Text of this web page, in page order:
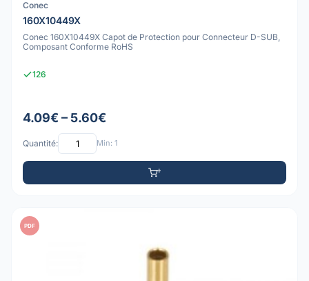
Conec
160X10449X
Conec 160X10449X Capot de Protection pour Connecteur D-SUB,
Composant Conforme RoHS
126
4.09€ – 5.60€
Quantité: Min: 1
PDF